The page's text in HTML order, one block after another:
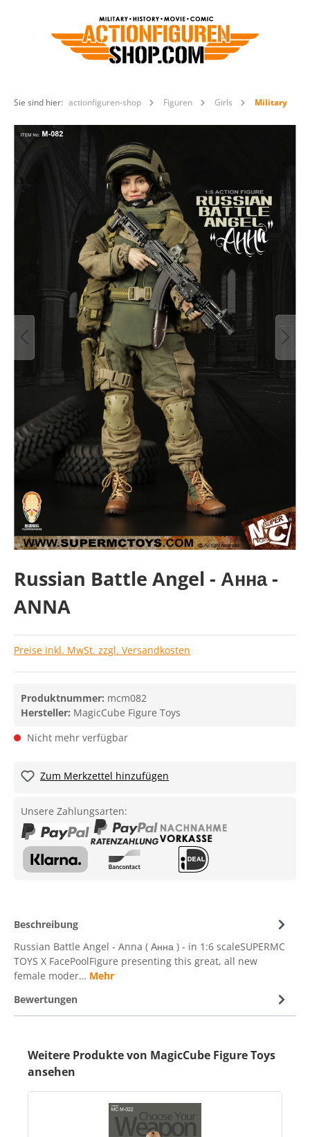
Sie sind hier: actionfiguren-shop Figuren Girls Military
Russian Battle Angel - Анна -
ANNA
Preise inkl. MwSt. zzgl. Versandkosten
Produktnummer: mcm082
Hersteller: MagicCube Figure Toys
Nicht mehr verfügbar
Zum Merkzettel hinzufügen
Unsere Zahlungsarten:
Beschreibung
Russian Battle Angel - Anna ( Анна ) - in 1:6 scaleSUPERMC
TOYS X FacePoolFigure presenting this great, all new
female moder… Mehr
Bewertungen
Weitere Produkte von MagicCube Figure Toys
ansehen